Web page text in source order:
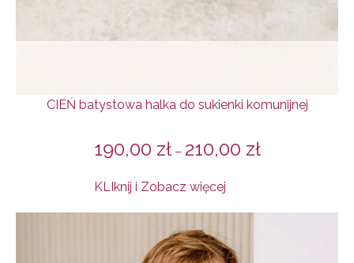
CIEŃ batystowa halka do sukienki komunijnej
190,00 zł– 210,00 zł
KLIknij i Zobacz więcej